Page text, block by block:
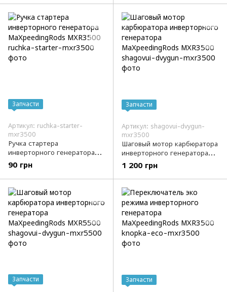
Запчасти
Артикул: ruchka-starter-
mxr3500
Ручка стартера
инверторного генератора
MaXpeedingRods MXR3500
90 грн
Запчасти
Артикул: shagovui-dvygun-
mxr3500
Шаговый мотор карбюратора
инверторного генератора
MaXpeedingRods MXR3500
1 200 грн
Запчасти Запчасти